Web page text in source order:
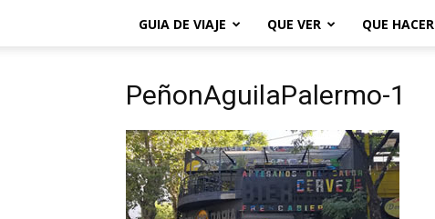
GUIA DE VIAJE
QUE VER QUE HACER
PeñonAguilaPalermo-1